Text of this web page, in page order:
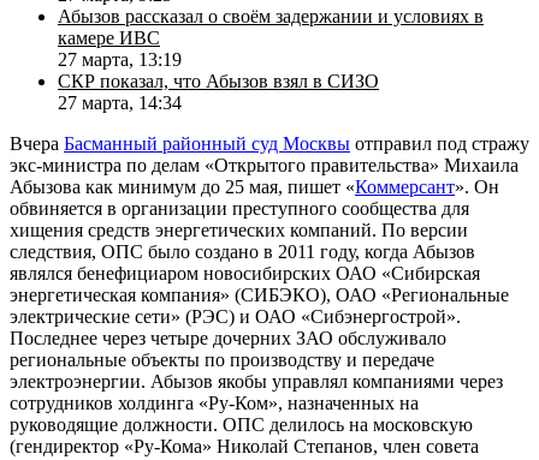
Абызов рассказал о своём задержании и условиях в
камере ИВС
27 марта, 13:19
СКР показал, что Абызов взял в СИЗО
27 марта, 14:34
Вчера Басманный районный суд Москвы отправил под стражу
экс-министра по делам «Открытого правительства» Михаила
Абызова как минимум до 25 мая, пишет «Коммерсант». Он
обвиняется в организации преступного сообщества для
хищения средств энергетических компаний. По версии
следствия, ОПС было создано в 2011 году, когда Абызов
являлся бенефициаром новосибирских ОАО «Сибирская
энергетическая компания» (СИБЭКО), ОАО «Региональные
электрические сети» (РЭС) и ОАО «Сибэнергострой».
Последнее через четыре дочерних ЗАО обслуживало
региональные объекты по производству и передаче
электроэнергии. Абызов якобы управлял компаниями через
сотрудников холдинга «Ру-Ком», назначенных на
руководящие должности. ОПС делилось на московскую
(гендиректор «Ру-Кома» Николай Степанов, член совета